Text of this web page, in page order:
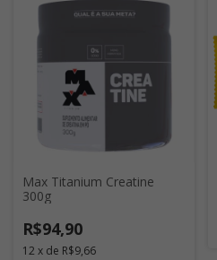
Max Titanium Creatine
300g
R$94,90
12 x de R$9,66